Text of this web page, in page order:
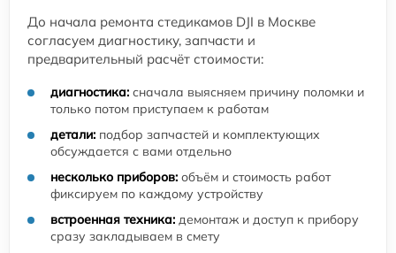
До начала ремонта стедикамов DJI в Москве
согласуем диагностику, запчасти и
предварительный расчёт стоимости:
диагностика: сначала выясняем причину поломки и
только потом приступаем к работам
детали: подбор запчастей и комплектующих
обсуждается с вами отдельно
несколько приборов: объём и стоимость работ
фиксируем по каждому устройству
встроенная техника: демонтаж и доступ к прибору
сразу закладываем в смету